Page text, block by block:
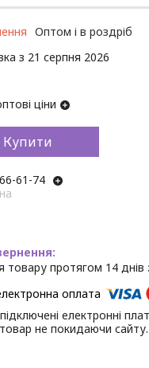
Оптом і в роздріб
з 21 серпня 2026
ціни
Купити
61-74
товару протягом 14 днів
електронні
не покидаючи сайту.